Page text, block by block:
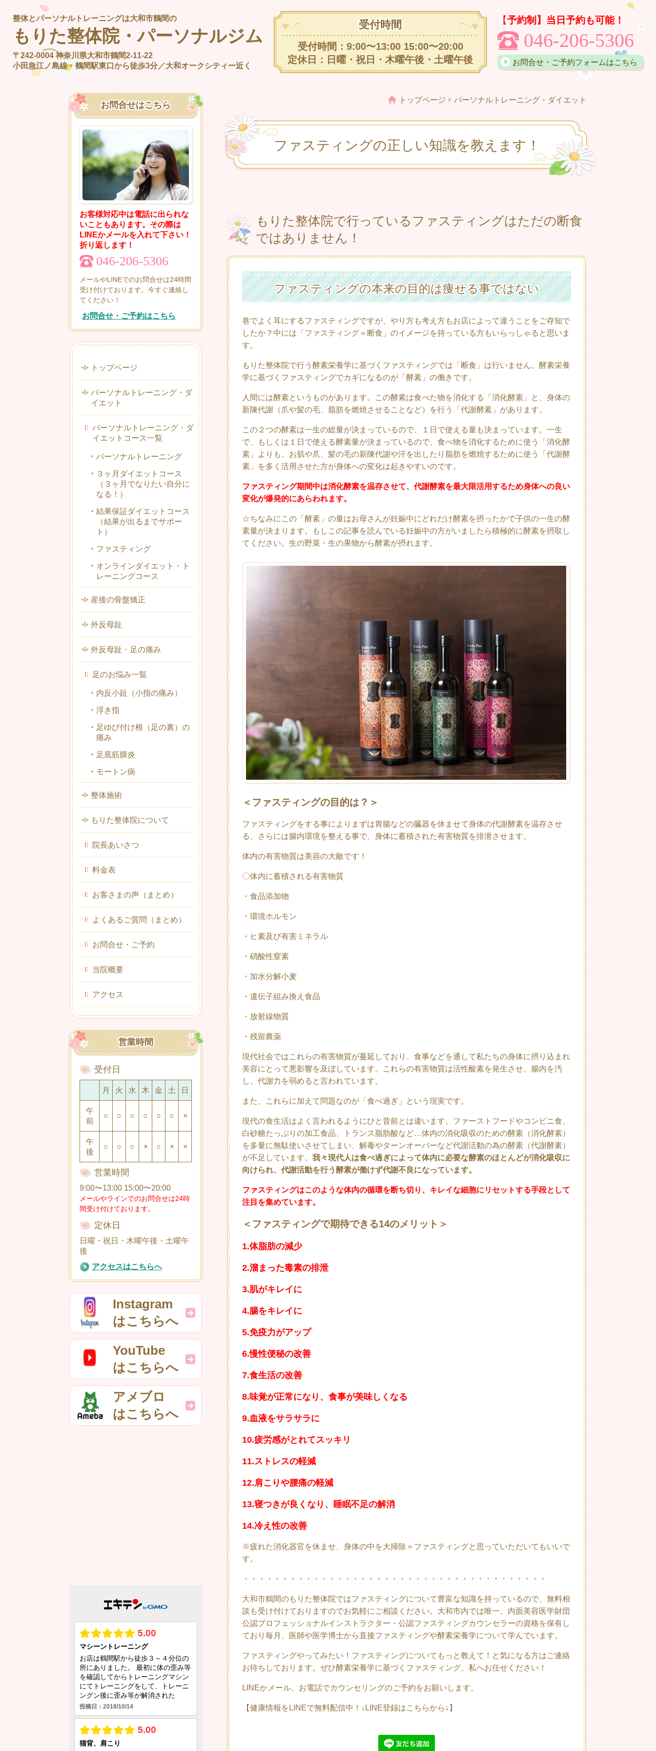
整体とパーソナルトレーニングは大和市鶴間の
もりた整体院・パーソナルジム
〒242-0004 神奈川県大和市鶴間2-11-22
小田急江ノ島線・鶴間駅東口から徒歩3分／大和オークシティー近く
受付時間
受付時間：9:00〜13:00 15:00〜20:00
定休日：日曜・祝日・木曜午後・土曜午後
【予約制】当日予約も可能！
046-206-5306
お問合せ・ご予約フォームはこちら
トップページ パーソナルトレーニング・ダイエット
ファスティングの正しい知識を教えます！
もりた整体院で行っているファスティングはただの断食
ではありません！
ファスティングの本来の目的は痩せる事ではない
巷でよく耳にするファスティングですが、やり方も考え方もお店によって違うことをご存知で
したか？中には「ファスティング＝断食」のイメージを持っている方もいらっしゃると思いま
す。
もりた整体院で行う酵素栄養学に基づくファスティングでは「断食」は行いません。酵素栄養
学に基づくファスティングでカギになるのが「酵素」の働きです。
人間には酵素というものがあります。この酵素は食べた物を消化する「消化酵素」と、身体の
新陳代謝（爪や髪の毛、脂肪を燃焼させることなど）を行う「代謝酵素」があります。
この２つの酵素は一生の総量が決まっているので、１日で使える量も決まっています。一生
で、もしくは１日で使える酵素量が決まっているので、食べ物を消化するために使う「消化酵
素」よりも、お肌や爪、髪の毛の新陳代謝や汗を出したり脂肪を燃焼するために使う「代謝酵
素」を多く活用させた方が身体への変化は起きやすいのです。
ファスティング期間中は消化酵素を温存させて、代謝酵素を最大限活用するため身体への良い
変化が爆発的にあらわれます。
☆ちなみにこの「酵素」の量はお母さんが妊娠中にどれだけ酵素を摂ったかで子供の一生の酵
素量が決まります。もしこの記事を読んでいる妊娠中の方がいましたら積極的に酵素を摂取し
てください。生の野菜・生の果物から酵素が摂れます。
＜ファスティングの目的は？＞
ファスティングをする事によりまずは胃腸などの臓器を休ませて身体の代謝酵素を温存させ
る、さらには腸内環境を整える事で、身体に蓄積された有害物質を排泄させます。
体内の有害物質は美容の大敵です！
〇体内に蓄積される有害物質
・食品添加物
・環境ホルモン
・ヒ素及び有害ミネラル
・硝酸性窒素
・加水分解小麦
・遺伝子組み換え食品
・放射線物質
・残留農薬
現代社会ではこれらの有害物質が蔓延しており、食事などを通して私たちの身体に摂り込まれ
美容にとって悪影響を及ぼしています。これらの有害物質は活性酸素を発生させ、腸内を汚
し、代謝力を弱めると言われています。
また、これらに加えて問題なのが「食べ過ぎ」という現実です。
現代の食生活はよく言われるようにひと昔前とは違います。ファーストフードやコンビニ食、
白砂糖たっぷりの加工食品、トランス脂肪酸など…体内の消化吸収のための酵素（消化酵素）
を多量に無駄使いさせてしまい、解毒やターンオーバーなど代謝活動の為の酵素（代謝酵素）
が不足しています。 我々現代人は食べ過ぎによって体内に必要な酵素のほとんどが消化吸収に
向けられ、代謝活動を行う酵素が働けず代謝不良になっています。
ファスティングはこのような体内の循環を断ち切り、キレイな細胞にリセットする手段として
注目を集めています。
＜ファスティングで期待できる14のメリット＞
1.体脂肪の減少
2.溜まった毒素の排泄
3.肌がキレイに
4.腸をキレイに
5.免疫力がアップ
6.慢性便秘の改善
7.食生活の改善
8.味覚が正常になり、食事が美味しくなる
9.血液をサラサラに
10.疲労感がとれてスッキリ
11.ストレスの軽減
12.肩こりや腰痛の軽減
13.寝つきが良くなり、睡眠不足の解消
14.冷え性の改善
※疲れた消化器官を休ませ、身体の中を大掃除＝ファスティングと思っていただいてもいいで
す。
・・・・・・・・・・・・・・・・・・・・・・・・・・・・・・・・・・・・・・・
大和市鶴間のもりた整体院ではファスティングについて豊富な知識を持っているので、無料相
談も受け付けておりますのでお気軽にご相談ください。大和市内では唯一、内面美容医学財団
公認プロフェッショナルインストラクター・公認ファスティングカウンセラーの資格を保有し
ており毎月、医師や医学博士から直接ファスティングや酵素栄養学について学んでいます。
ファスティングやってみたい！ファスティングについてもっと教えて！と気になる方はご連絡
お待ちしております。ぜひ酵素栄養学に基づくファスティング、私へお任せください！
LINEかメール、お電話でカウンセリングのご予約をお願いします。
【健康情報をLINEで無料配信中！ ↓LINE登録はこちらから↓】
お問合せはこちら
お客様対応中は電話に出られな
いこともあります。その際は
LINEかメールを入れて下さい！
折り返します！
046-206-5306
メールやLINEでのお問合せは24時間
受け付けております。今すぐ連絡し
てください！
お問合せ・ご予約はこちら
トップページ
パーソナルトレーニング・ダ
イエット
パーソナルトレーニング・ダ
イエットコース一覧
パーソナルトレーニング
３ヶ月ダイエットコース
（３ヶ月でなりたい自分に
なる！）
結果保証ダイエットコース
（結果が出るまでサポー
ト）
ファスティング
オンラインダイエット・ト
レーニングコース
産後の骨盤矯正
外反母趾
外反母趾・足の痛み
足のお悩み一覧
内反小趾（小指の痛み）
浮き指
足ゆび付け根（足の裏）の
痛み
足底筋膜炎
モートン病
整体施術
もりた整体院について
院長あいさつ
料金表
お客さまの声（まとめ）
よくあるご質問（まとめ）
お問合せ・ご予約
当院概要
アクセス
営業時間
受付日
月 火 水 木 金 土 日
午
前
○ ○ ○ ○ ○ ○ ×
午
後
○ ○ ○ × ○ × ×
営業時間
9:00〜13:00 15:00〜20:00
メールやラインでのお問合せは24時
間受け付けております。
定休日
日曜・祝日・木曜午後・土曜午
後
アクセスはこちらへ
Instagram
はこちらへ
YouTube
はこちらへ
アメブロ
はこちらへ